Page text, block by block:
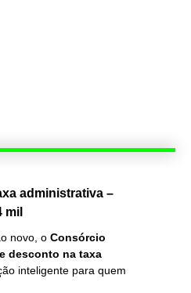
administrativa –
mil
novo, o Consórcio
desconto na taxa
inteligente para quem